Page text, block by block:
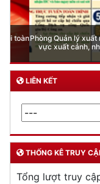
Phòng Quản lý xuất
vực xuất cảnh, nhập
LIÊN KẾT
THỐNG KÊ TRUY
Tổng lượt truy